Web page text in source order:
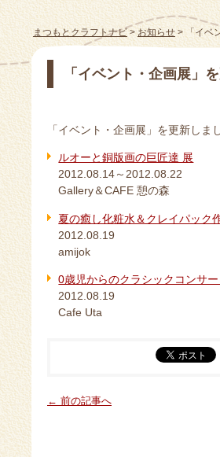
まつもとクラフトナビ>お知らせ> 「イベ
「イベント・企画展」
「イベント・企画展」を更新しま
ルオーと銅版画の巨匠達 展
2012.08.14～2012.08.22
Gallery＆CAFE 憩の森
夏の癒し化粧水＆クレイパック
2012.08.19
amijok
0歳児からのクラシックコンサー
2012.08.19
Cafe Uta
← 前の記事へ